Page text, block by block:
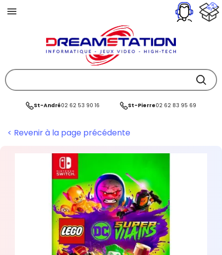
St-André02 62 53 90 16 St-Pierre02 62 83 95 69
< Revenir à la page précédente